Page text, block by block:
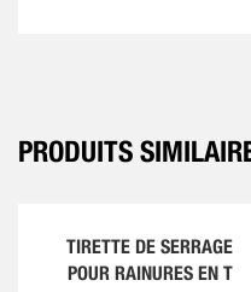
PRODUITS
TIRETTE DE SERRAGE
POUR RAINURES EN T